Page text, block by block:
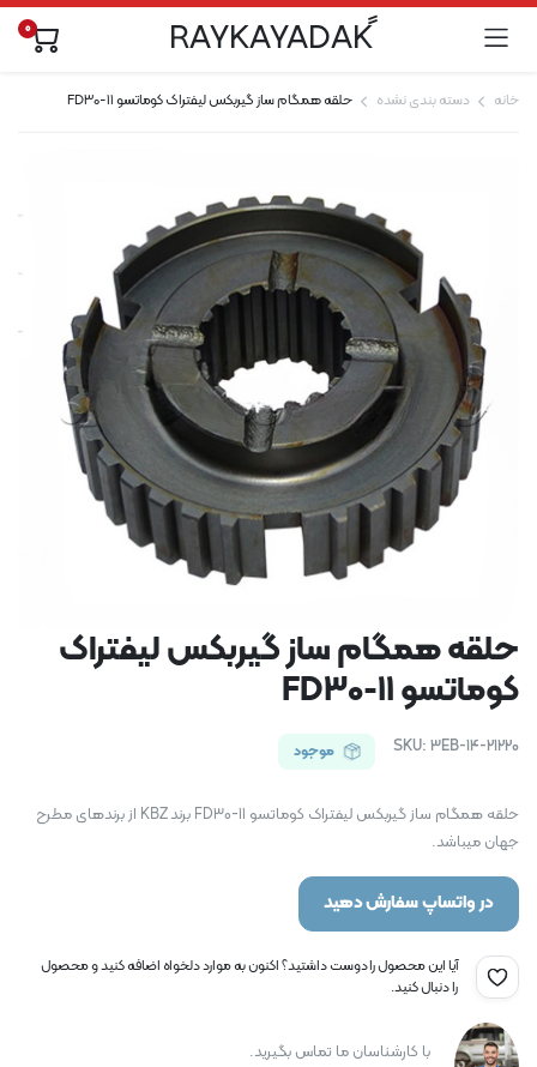
ًRAYKAYADAK 0
خانه دسته بندی نشده حلقه همگام ساز گیربکس لیفتراک کوماتسو FD30-11
حلقه همگام ساز گیربکس لیفتراک
کوماتسو FD30-11
SKU: 3EB-14-21220 موجود
حلقه همگام ساز گیربکس لیفتراک کوماتسو FD30-11 برند KBZ از برندهای مطرح
جهان میباشد.
در واتساپ سفارش دهید
آیا این محصول را دوست داشتید؟ اکنون به موارد دلخواه اضافه کنید و محصول
را دنبال کنید.
با کارشناسان ما تماس بگیرید.